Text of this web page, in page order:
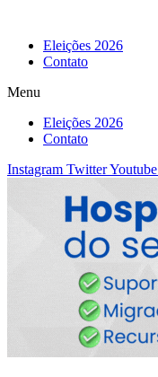
Eleições 2026
Contato
Menu
Eleições 2026
Contato
Instagram TwitterYoutube